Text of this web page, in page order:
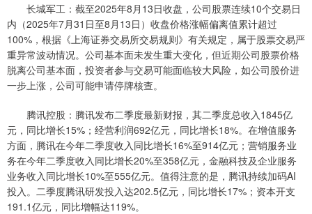
长城军工：截至2025年8月13日收盘，公司股票连续10个交易日
内（2025年7月31日至8月13日）收盘价格涨幅偏离值累计超过
100%，根据《上海证券交易所交易规则》有关规定，属于股票交易严
重异常波动情况。公司基本面未发生重大变化，但近期公司股票价格
脱离公司基本面，投资者参与交易可能面临较大风险，如公司股价进
一步上涨，公司可能申请停牌核查。
腾讯控股：腾讯发布二季度最新财报，其二季度总收入1845亿
元，同比增长15%；经营利润692亿元，同比增长18%。在增值服务
方面，腾讯在今年二季度收入同比增长16%至914亿元；营销服务业
务在今年二季度收入同比增长20%至358亿元，金融科技及企业服务
业务收入同比增长10%至555亿元。值得注意的是，腾讯持续加码AI
投入。二季度腾讯研发投入达202.5亿元，同比增长17%；资本开支
191.1亿元，同比增幅达119%。